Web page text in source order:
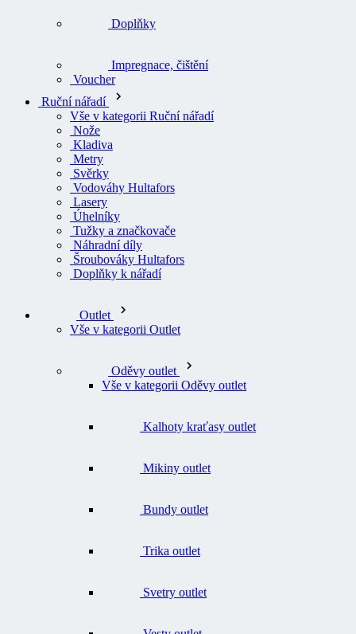
Doplňky
Impregnace, čištění
Voucher
Ruční nářadí
Vše v kategorii Ruční nářadí
Nože
Kladiva
Metry
Svěrky
Vodováhy Hultafors
Lasery
Úhelníky
Tužky a značkovače
Náhradní díly
Šroubováky Hultafors
Doplňky k nářadí
Vše v kategorii Outlet
Vše v kategorii Oděvy outlet